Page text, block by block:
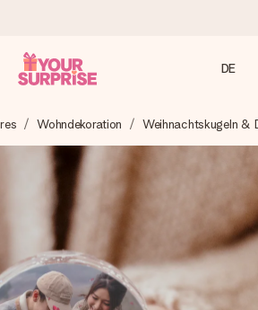
sorgfältig vor und schicken es
es genau zum richtigen Zeitpunkt
wenn es am meisten zählt.
+15.000 Bewertungen)
begeistern. Kunden bewerten uns mit
(Gesamtergebnis aller Länder, in
DE
Wohndekoration Weihnachtskugeln &